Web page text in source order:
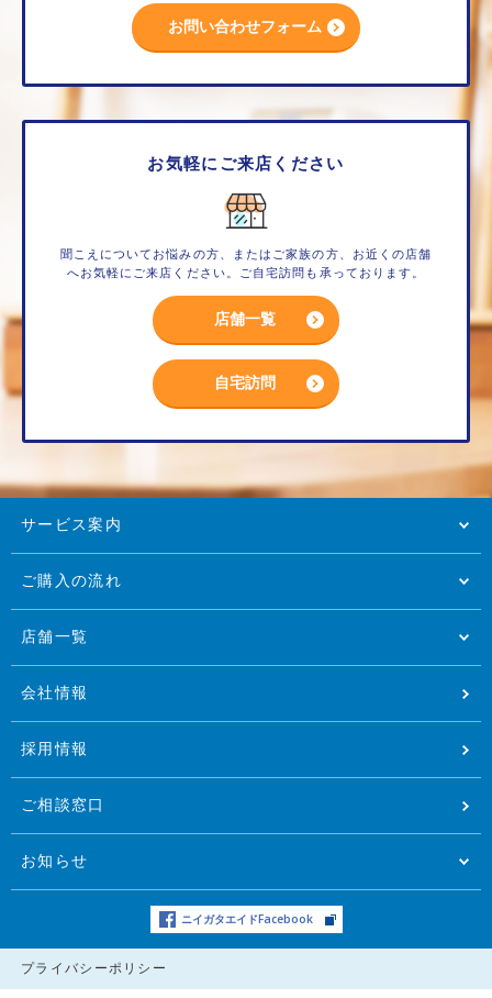
お問い合わせフォーム
お気軽にご来店ください
聞こえについてお悩みの方、またはご家族の方、お近くの店舗
へお気軽にご来店ください。ご自宅訪問も承っております。
店舗一覧
自宅訪問
サービス案内
ご購入の流れ
店舗一覧
会社情報
採用情報
ご相談窓口
お知らせ
ニイガタエイドFacebook
プライバシーポリシー